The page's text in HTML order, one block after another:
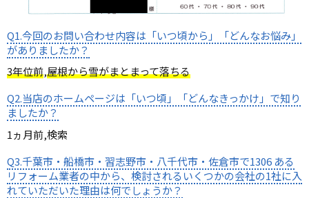
Q1.今回のお問い合わせ内容は「いつ頃から」「どんなお悩み」
がありましたか？
3年位前,屋根から雪がまとまって落ちる
Q2.当店のホームページは「いつ頃」「どんなきっかけ」で知り
ましたか？
1ヵ月前,検索
Q3.千葉市・船橋市・習志野市・八千代市・佐倉市で1306 ある
リフォーム業者の中から、検討されるいくつかの会社の1社に入
れていただいた理由は何でしょうか？